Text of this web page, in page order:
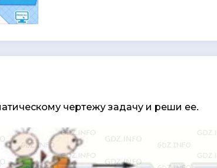
чертежу задачу и реши ее.